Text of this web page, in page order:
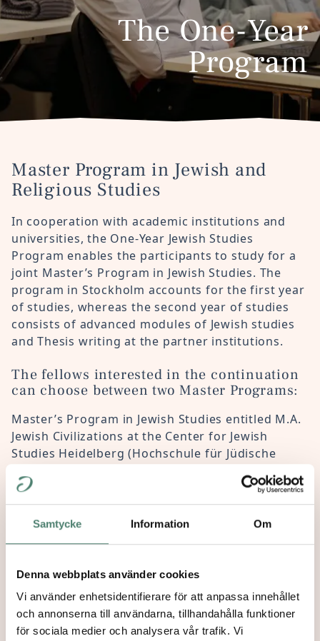
Samtycke Information Om
Denna webbplats använder cookies
Vi använder enhetsidentifierare för att anpassa innehållet
och annonserna till användarna, tillhandahålla funktioner
för sociala medier och analysera vår trafik. Vi
The One-Year
Program
Master Program in Jewish and
Religious Studies
In cooperation with academic institutions and
universities, the One-Year Jewish Studies
Program enables the participants to study for a
joint Master’s Program in Jewish Studies. The
program in Stockholm accounts for the first year
of studies, whereas the second year of studies
consists of advanced modules of Jewish studies
and Thesis writing at the partner institutions.
The fellows interested in the continuation
can choose between two Master Programs:
Master’s Program in Jewish Studies entitled M.A.
Jewish Civilizations at the Center for Jewish
Studies Heidelberg (Hochschule für Jüdische
Master’s Program in Religious Studies and
Theology with specialization in History of
The fellows apply for the joint Master Programs
only after being accepted to the One-Year Jewish
Studies Program.